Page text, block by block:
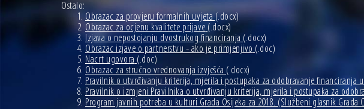
Ostalo:
Obrazac za provjeru formalnih uvjeta(.docx)
Obrazac za ocjenu kvalitete prijave (.docx)
Izjava o nepostojanju dvostrukog financiranja (.docx)
Obrazac izjave o partnerstvu - ako je primjenjivo (.doc)
Nacrt ugovora (.doc)
Obrazac za stručno vrednovanja izvješća (.docx)
Pravilnik o utvrđivanju kriterija, mjerila i postupaka za odobravanje financiranja
Pravilnik o izmjeni Pravilnika o utvrđivanju kriterija, mjerila i postupaka za
Program javnih potreba u kulturi Grada Osijeka za 2018. (Službeni glasnik Grada